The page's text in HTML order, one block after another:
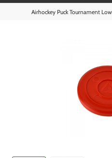
Airhockey Puck Tournament